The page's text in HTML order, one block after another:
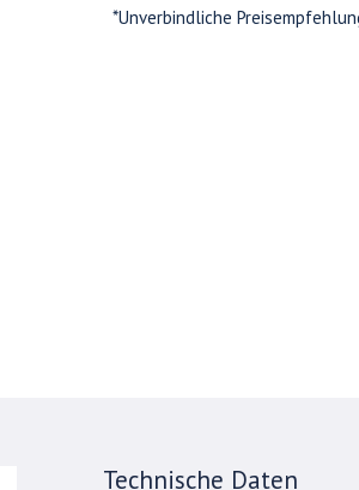
*Unverbindliche
Technische Daten